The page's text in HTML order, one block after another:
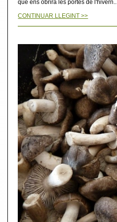
que ens obrirà les portes de
CONTINUAR LLEGINT >>